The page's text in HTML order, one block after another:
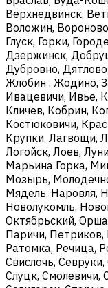
Верхнедвинск,
Воложин,
Глуск, Горки,
Дзержинск,
Дубровно,
Жлобин , Жодино,
Ивацевичи, Ивье,
Кличев, Кобрин,
Костюковичи,
Крупки, Лагвощи,
Логойск, Лоев,
Марьина Горка,
Мозырь,
Мядель, Наровля,
Новолукомль,
Октябрьский,
Паричи,
Ратомка, Речица,
Свислочь,
Слуцк, Смолевичи,